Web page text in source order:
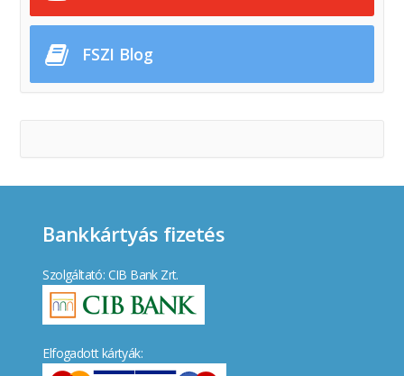
FSZI Blog
Bankkártyás fizetés
Szolgáltató: CIB Bank Zrt.
Elfogadott kártyák: